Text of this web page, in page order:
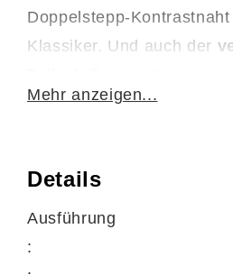
Doppelstepp-
Klassiker. Und auch der
allem der Sitzkomfort wird
von ca. 53 cm und einer
51 cm überzeugt der
hochwertigen
Mehr anzeigen...
Details
Ausführung
: